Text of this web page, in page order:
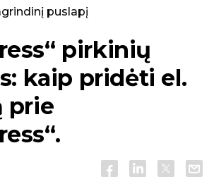
puslapį
pirkinių
kaip pridėti el.
prie